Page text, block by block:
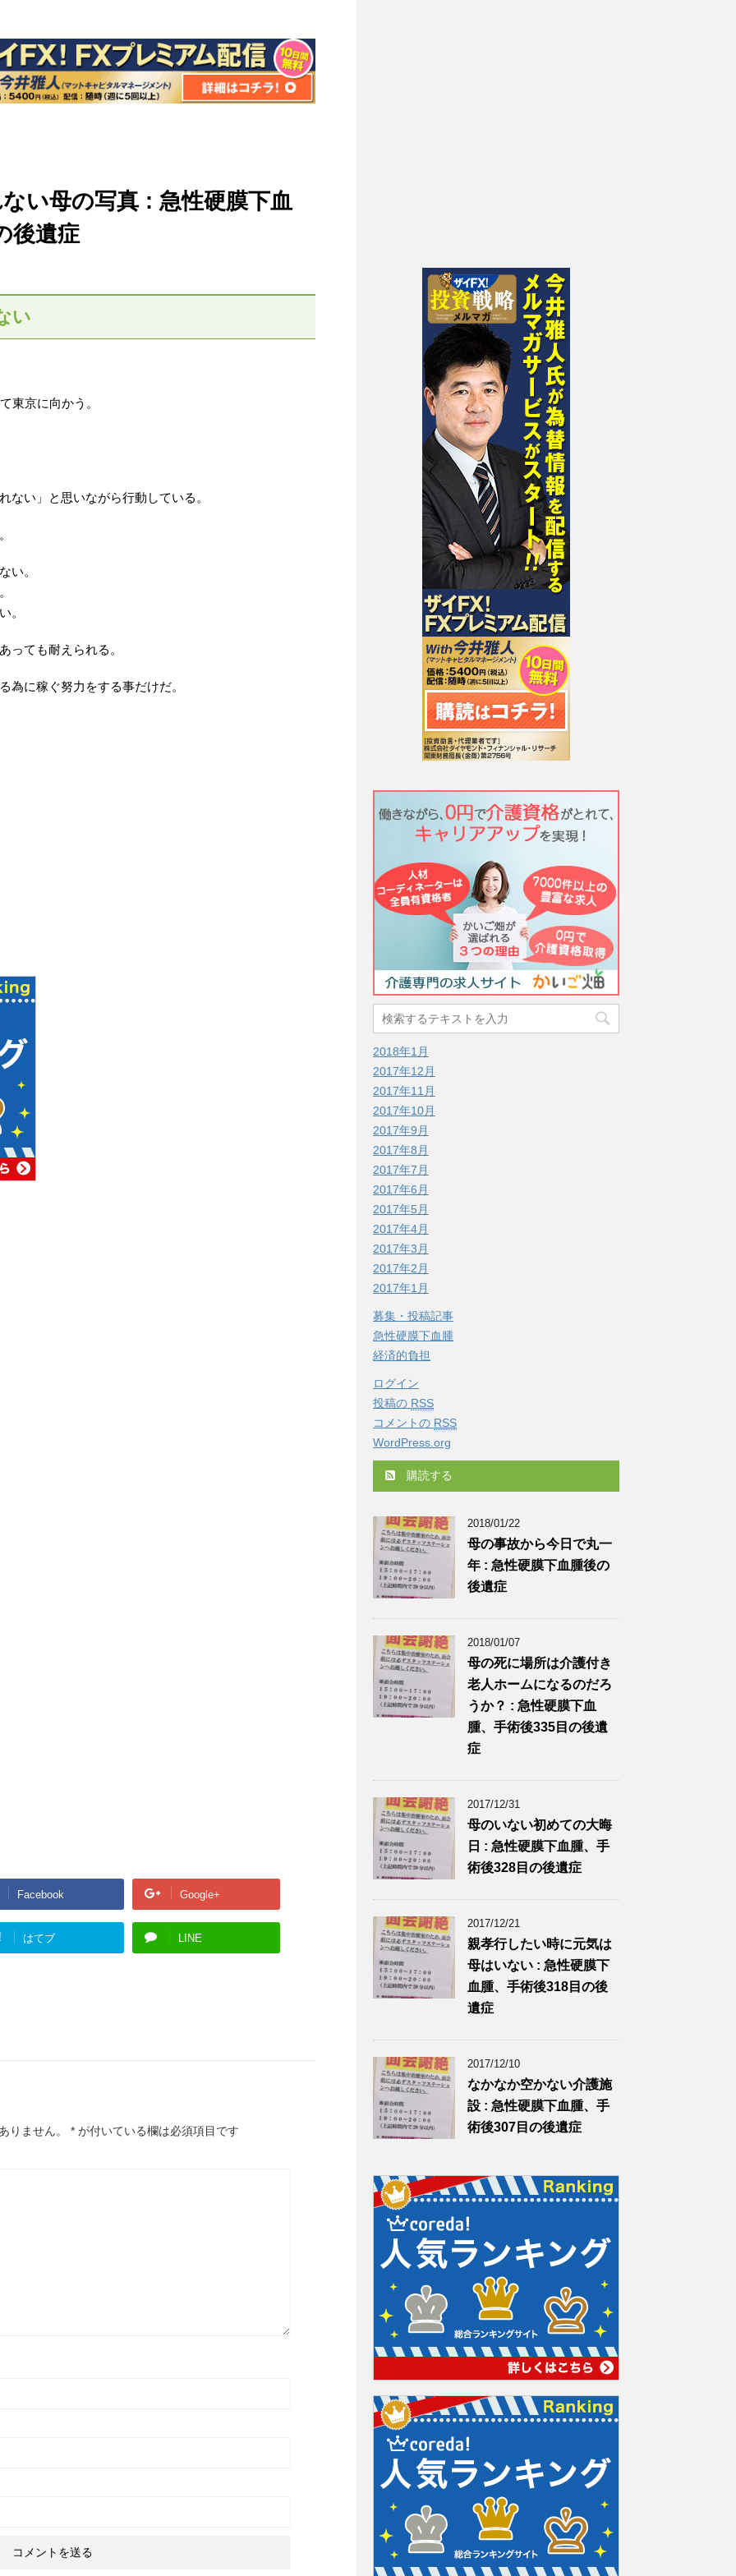
い母の写真 : 急性硬膜下血
後遺症
い
東京に向かう。
ない」と思いながら行動している。
い。
。
っても耐えられる。
為に稼ぐ努力をする事だけだ。
Facebook Google+
はてブ LINE
りません。 * が付いている欄は必須項目です
2018年1月
2017年12月
2017年11月
2017年10月
2017年9月
2017年8月
2017年7月
2017年6月
2017年5月
2017年4月
2017年3月
2017年2月
2017年1月
募集・投稿記事
急性硬膜下血腫
経済的負担
ログイン
投稿の RSS
コメントの RSS
WordPress.org
購読する
2018/01/22
母の事故から今日で丸一
年 : 急性硬膜下血腫後の
後遺症
2018/01/07
母の死に場所は介護付き
老人ホームになるのだろ
うか？ : 急性硬膜下血
腫、手術後335目の後遺
症
2017/12/31
母のいない初めての大晦
日 : 急性硬膜下血腫、手
術後328目の後遺症
2017/12/21
親孝行したい時に元気は
母はいない : 急性硬膜下
血腫、手術後318目の後
遺症
2017/12/10
なかなか空かない介護施
設 : 急性硬膜下血腫、手
術後307目の後遺症